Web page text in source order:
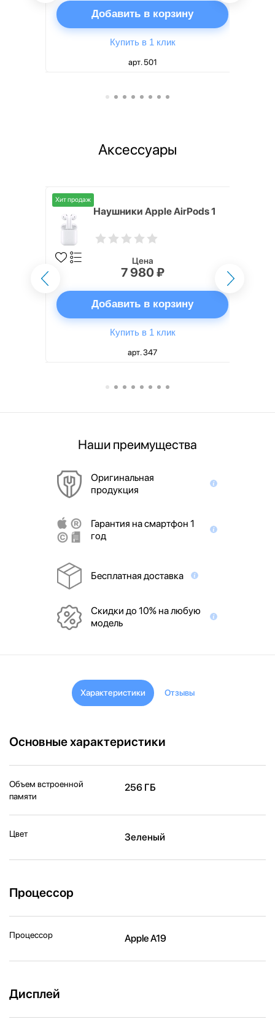
Добавить в корзину
Купить в 1 клик
арт. 501
Аксессуары
Хит продаж
Наушники Apple AirPods 1
Цена
7 980 ₽
Добавить в корзину
Купить в 1 клик
арт. 347
Наши преимущества
Оригинальная
продукция
Гарантия на смартфон 1
год
Бесплатная доставка
Скидки до 10% на любую
модель
Характеристики Отзывы
Основные характеристики
Объем встроенной
памяти
256 ГБ
Цвет Зеленый
Процессор
Процессор Apple A19
Дисплей